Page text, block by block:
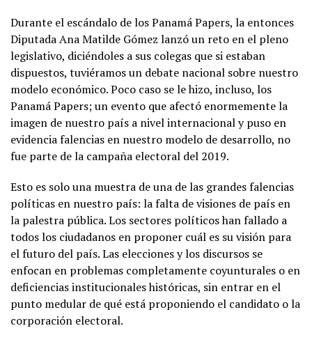
Durante el escándalo de los Panamá Papers, la entonces
Diputada Ana Matilde Gómez lanzó un reto en el pleno
legislativo, diciéndoles a sus colegas que si estaban
dispuestos, tuviéramos un debate nacional sobre nuestro
modelo económico. Poco caso se le hizo, incluso, los
Panamá Papers; un evento que afectó enormemente la
imagen de nuestro país a nivel internacional y puso en
evidencia falencias en nuestro modelo de desarrollo, no
fue parte de la campaña electoral del 2019.
Esto es solo una muestra de una de las grandes falencias
políticas en nuestro país: la falta de visiones de país en
la palestra pública. Los sectores políticos han fallado a
todos los ciudadanos en proponer cuál es su visión para
el futuro del país. Las elecciones y los discursos se
enfocan en problemas completamente coyunturales o en
deficiencias institucionales históricas, sin entrar en el
punto medular de qué está proponiendo el candidato o la
corporación electoral.